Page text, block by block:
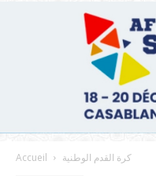
Accueil كرة القدم الوطنية